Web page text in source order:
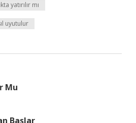
yatırılır mı
uyutulur
Mu
Başlar